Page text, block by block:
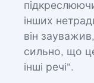
інших
він
сильно, що
інші речі".